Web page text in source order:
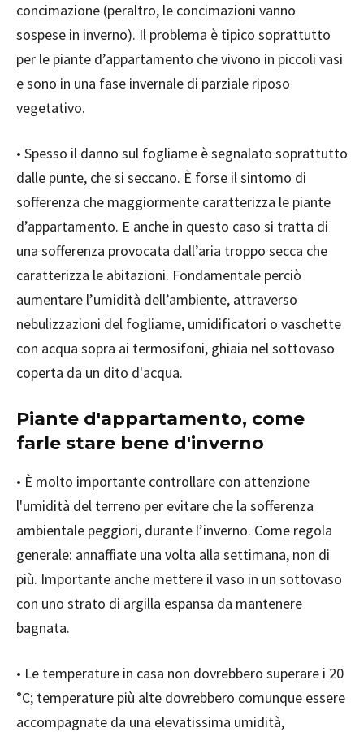
concimazione (peraltro, le concimazioni vanno
sospese in inverno). Il problema è tipico soprattutto
per le piante d’appartamento che vivono in piccoli vasi
e sono in una fase invernale di parziale riposo
vegetativo.
• Spesso il danno sul fogliame è segnalato soprattutto
dalle punte, che si seccano. È forse il sintomo di
sofferenza che maggiormente caratterizza le piante
d’appartamento. E anche in questo caso si tratta di
una sofferenza provocata dall’aria troppo secca che
caratterizza le abitazioni. Fondamentale perciò
aumentare l’umidità dell’ambiente, attraverso
nebulizzazioni del fogliame, umidificatori o vaschette
con acqua sopra ai termosifoni, ghiaia nel sottovaso
coperta da un dito d'acqua.
Piante d'appartamento, come
farle stare bene d'inverno
• È molto importante controllare con attenzione
l'umidità del terreno per evitare che la sofferenza
ambientale peggiori, durante l’inverno. Come regola
generale: annaffiate una volta alla settimana, non di
più. Importante anche mettere il vaso in un sottovaso
con uno strato di argilla espansa da mantenere
bagnata.
• Le temperature in casa non dovrebbero superare i 20
°C; temperature più alte dovrebbero comunque essere
accompagnate da una elevatissima umidità,